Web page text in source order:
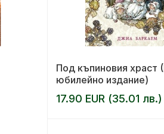
Под къпиновия храст
юбилейно издание)
17.90 EUR (35.01 лв.)